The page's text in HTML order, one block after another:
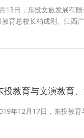
13日，东投文旅发展有
教育总校长柏成刚、江西
投教育与文演教育
年12月17日，东投教育